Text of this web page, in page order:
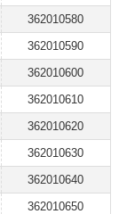
362010580
362010590
362010600
362010610
362010620
362010630
362010640
362010650